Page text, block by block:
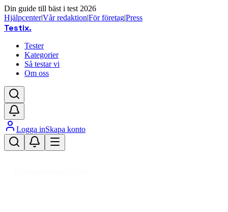
Din guide till bäst i test 2026
Hjälpcenter|Vår redaktion|För företag|Press
Testix.
Tester
Kategorier
Så testar vi
Om oss
Logga inSkapa konto